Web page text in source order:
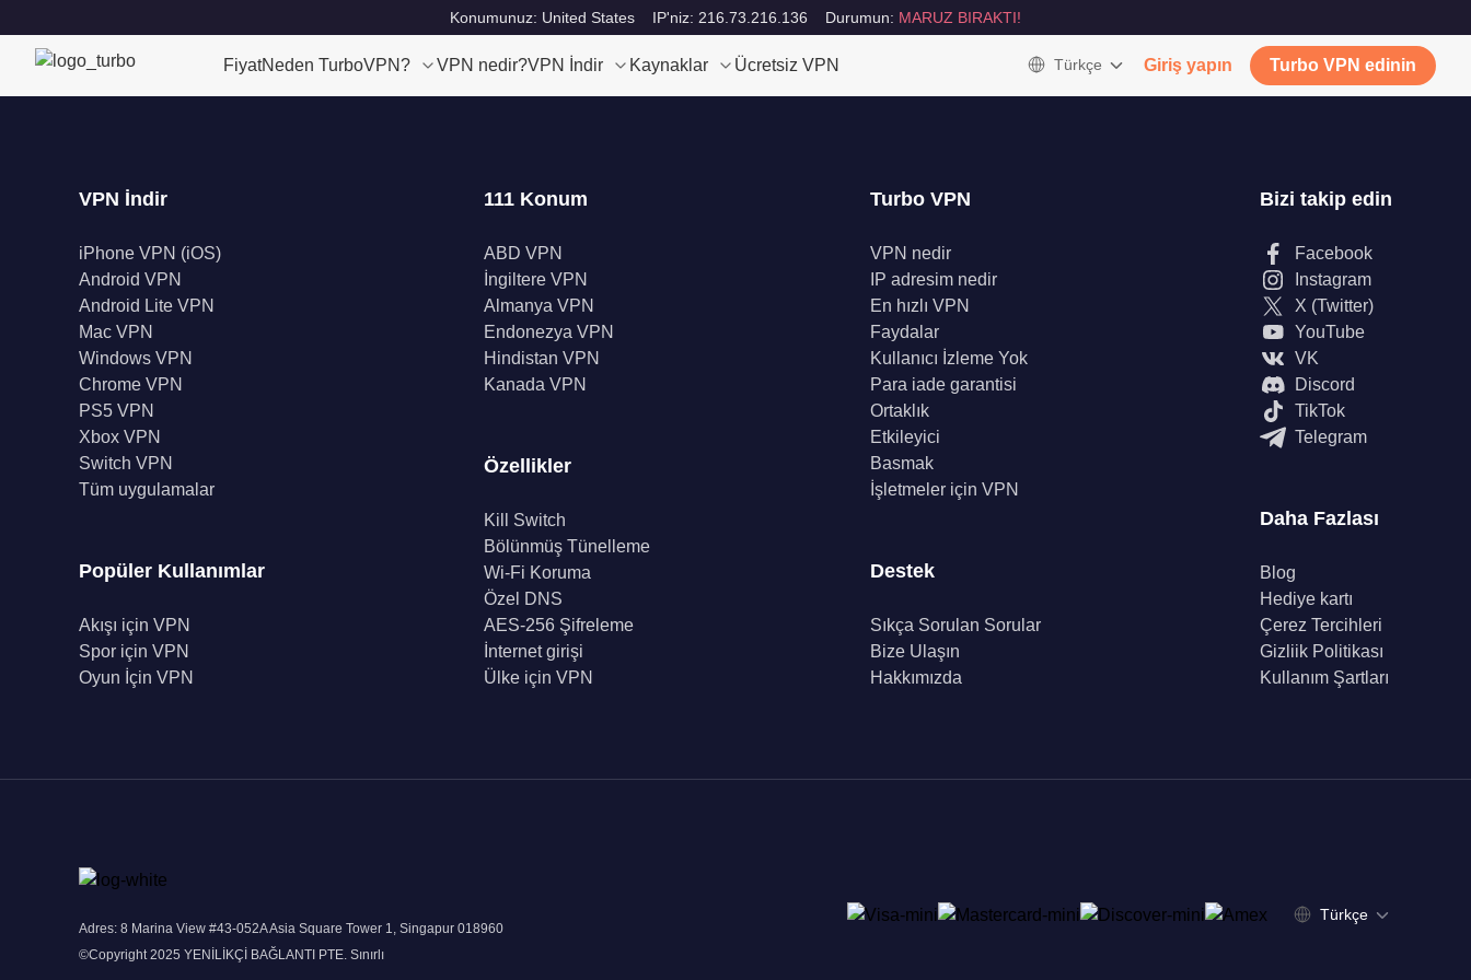
Konumunuz: United States IP'niz: 216.73.216.136 Durumun: MARUZ BIRAKTI!
FiyatNeden TurboVPN? VPN nedir?VPN İndir Kaynaklar Ücretsiz VPN Türkçe Giriş yapın Turbo VPN edinin
VPN İndir
iPhone VPN (iOS)
Android VPN
Android Lite VPN
Mac VPN
Windows VPN
Chrome VPN
PS5 VPN
Xbox VPN
Switch VPN
Tüm uygulamalar
Popüler Kullanımlar
Akışı için VPN
Spor için VPN
Oyun İçin VPN
111 Konum
ABD VPN
İngiltere VPN
Almanya VPN
Endonezya VPN
Hindistan VPN
Kanada VPN
Özellikler
Kill Switch
Bölünmüş Tünelleme
Wi-Fi Koruma
Özel DNS
AES-256 Şifreleme
İnternet girişi
Ülke için VPN
Turbo VPN
VPN nedir
IP adresim nedir
En hızlı VPN
Faydalar
Kullanıcı İzleme Yok
Para iade garantisi
Ortaklık
Etkileyici
Basmak
İşletmeler için VPN
Destek
Sıkça Sorulan Sorular
Bize Ulaşın
Hakkımızda
Bizi takip edin
Facebook
Instagram
X (Twitter)
YouTube
VK
Discord
TikTok
Telegram
Daha Fazlası
Blog
Hediye kartı
Çerez Tercihleri
Gizliik Politikası
Kullanım Şartları
Adres: 8 Marina View #43-052A Asia Square Tower 1, Singapur 018960
©Copyright 2025 YENİLİKÇİ BAĞLANTI PTE. Sınırlı
Türkçe